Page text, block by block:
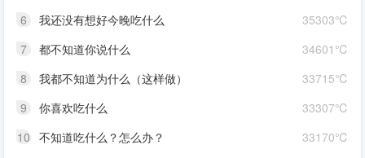
35303℃
6
我还没有想好今晚吃什么
34601℃
7
都不知道你说什么
33715℃
8
我都不知道为什么（这样做）
33307℃
9
你喜欢吃什么
33170℃
10 不知道吃什么？怎么办？